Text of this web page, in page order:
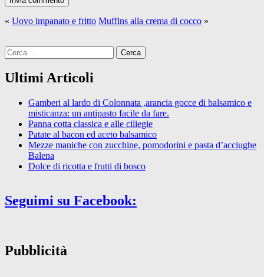
« Uovo impanato e fritto Muffins alla crema di cocco »
Ricerca
per:
Ultimi Articoli
Gamberi al lardo di Colonnata ,arancia gocce di balsamico e
misticanza: un antipasto facile da fare.
Panna cotta classica e alle ciliegie
Patate al bacon ed aceto balsamico
Mezze maniche con zucchine, pomodorini e pasta d’acciughe
Balena
Dolce di ricotta e frutti di bosco
Seguimi su Facebook:
Pubblicità